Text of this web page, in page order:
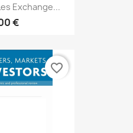
Exchange...
€
favorite_border